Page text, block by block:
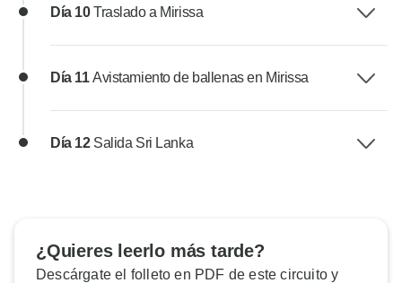
Día 10Traslado a Mirissa
Día 11Avistamiento de ballenas en Mirissa
Día 12 Salida Sri Lanka
¿Quieres leerlo más tarde?
Descárgate el folleto en PDF de este circuito y